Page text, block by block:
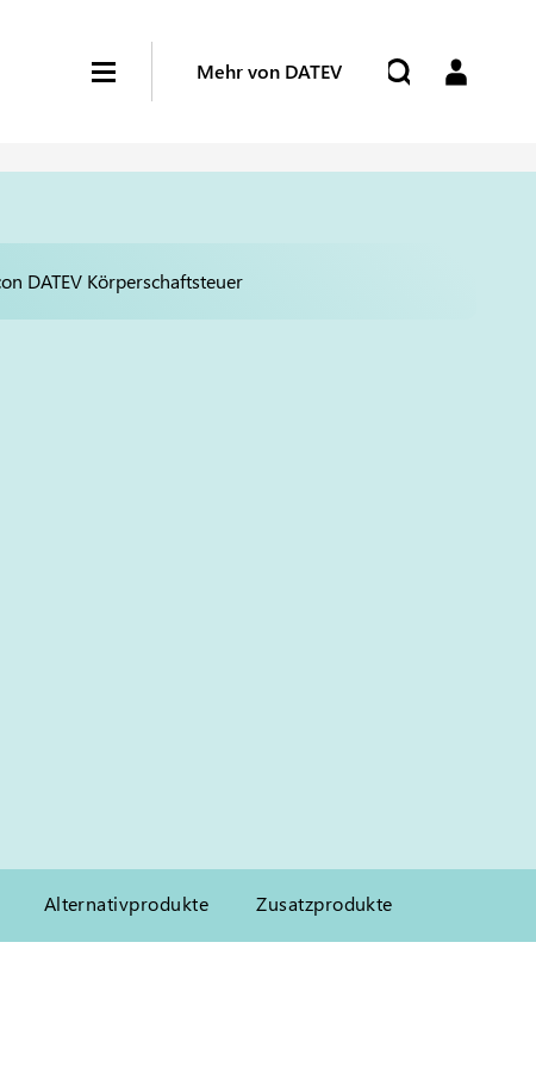
Mehr von DATEV
Alternativprodukte Zusatzprodukte